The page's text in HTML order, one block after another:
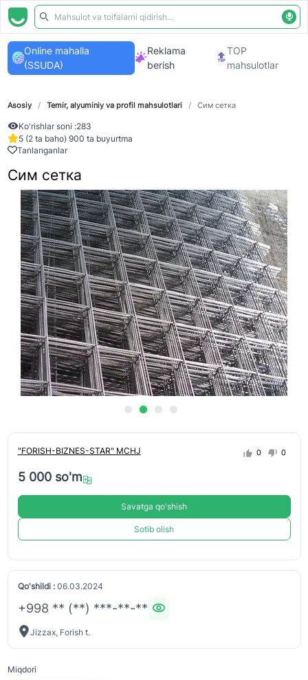
Online mahalla
(SSUDA)
Reklama
berish
TOP
mahsulotlar
Asosiy / Temir, alyuminiy va profil mahsulotlari / Сим сетка
Ko'rishlar soni :283
5 (2 ta baho) 900 ta buyurtma
Tanlanganlar
Сим сетка
"FORISH-BIZNES-STAR" MCHJ 0 0
5 000 so'm
Savatga qo'shish
Sotib olish
Qo'shildi :06.03.2024
+998 ** (**) ***-**-**
Jizzax, Forish t.
Miqdori